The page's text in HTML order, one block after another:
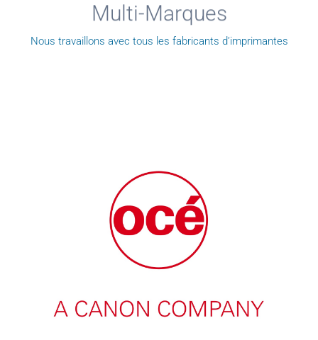
Multi-Marques
Nous travaillons avec tous les fabricants d’imprimantes